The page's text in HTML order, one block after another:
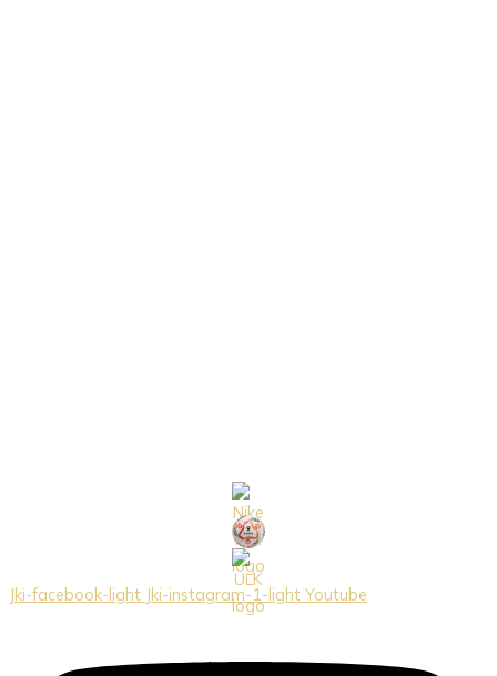
Jki-facebook-light Jki-instagram-1-light Youtube